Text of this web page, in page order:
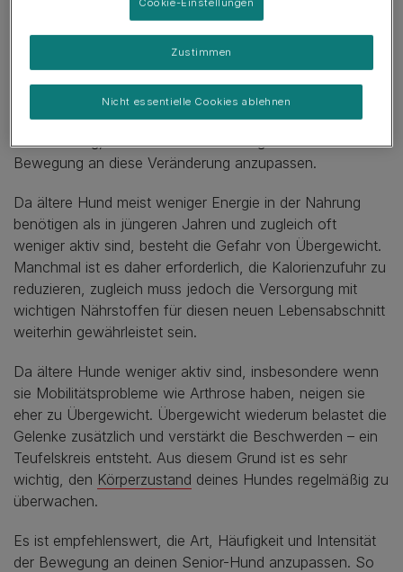
Hundes
Da ältere Hunde tendenziell weniger aktiv sind und einen
langsameren Stoffwechsel haben, kann es sein, dass
dein Haustier mit fortschreitendem Alter etwas zunimmt.
Es ist wichtig, sowohl seine Ernährung als auch seine
Bewegung an diese Veränderung anzupassen.
Da ältere Hund meist weniger Energie in der Nahrung
benötigen als in jüngeren Jahren und zugleich oft
weniger aktiv sind, besteht die Gefahr von Übergewicht.
Manchmal ist es daher erforderlich, die Kalorienzufuhr zu
reduzieren, zugleich muss jedoch die Versorgung mit
wichtigen Nährstoffen für diesen neuen Lebensabschnitt
weiterhin gewährleistet sein.
Da ältere Hunde weniger aktiv sind, insbesondere wenn
sie Mobilitätsprobleme wie Arthrose haben, neigen sie
eher zu Übergewicht. Übergewicht wiederum belastet die
Gelenke zusätzlich und verstärkt die Beschwerden – ein
Teufelskreis entsteht. Aus diesem Grund ist es sehr
wichtig, den Körperzustand deines Hundes regelmäßig zu
überwachen.
Es ist empfehlenswert, die Art, Häufigkeit und Intensität
der Bewegung an deinen Senior-Hund anzupassen. So
Nicht essentielle Cookies ablehnen
Zustimmen